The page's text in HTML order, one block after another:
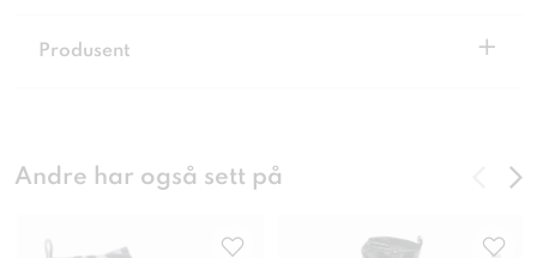
Produsent +
Andre har også sett på